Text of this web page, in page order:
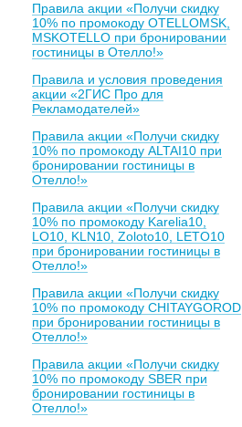
Правила акции «Получи скидку
10% по промокоду OTELLOMSK,
MSKOTELLO при бронировании
гостиницы в Отелло!»
Правила и условия проведения
акции «2ГИС Про для
Рекламодателей»
Правила акции «Получи скидку
10% по промокоду ALTAI10 при
бронировании гостиницы в
Отелло!»
Правила акции «Получи скидку
10% по промокоду Karelia10,
LO10, KLN10, Zoloto10, LETO10
при бронировании гостиницы в
Отелло!»
Правила акции «Получи скидку
10% по промокоду CHITAYGOROD
при бронировании гостиницы в
Отелло!»
Правила акции «Получи скидку
10% по промокоду SBER при
бронировании гостиницы в
Отелло!»